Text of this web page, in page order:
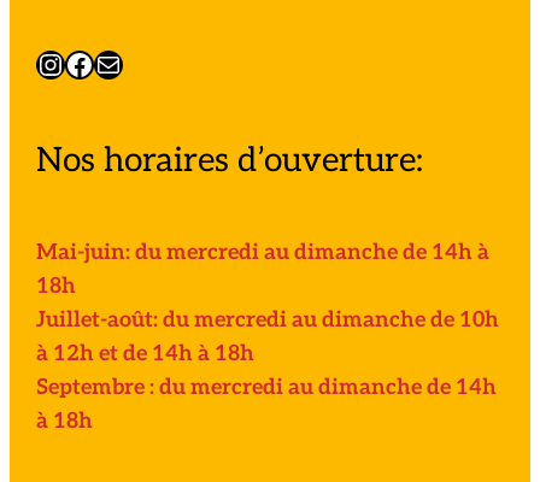
Instagram
Facebook
E-mail
Nos horaires d’ouverture:
Mai-juin: du mercredi au dimanche de 14h à
18h
Juillet-août: du mercredi au dimanche de 10h
à 12h et de 14h à 18h
Septembre : du mercredi au dimanche de 14h
à 18h